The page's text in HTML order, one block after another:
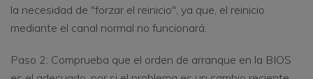
la necesidad de "forzar el reinicio", ya que, el reinicio
mediante el canal normal no funcionará.
Paso 2: Comprueba que el orden de arranque en la BIOS